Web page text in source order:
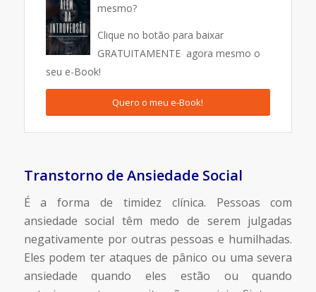
mesmo?
Clique no botão para baixar
GRATUITAMENTE agora mesmo o
seu e-Book!
Quero o meu e-Book!
Transtorno de Ansiedade Social
É a forma de timidez clínica. Pessoas com
ansiedade social têm medo de serem julgadas
negativamente por outras pessoas e humilhadas.
Eles podem ter ataques de pânico ou uma severa
ansiedade quando eles estão ou quando